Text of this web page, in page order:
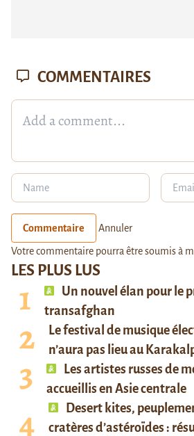
LES PLUS LUS
Un nouvel élan pour le
transafghan
Le festival de musique
n’aura pas lieu au
Les artistes russes de
accueillis en Asie centrale
Desert kites,
cratères d’astéroïdes :
COMMENTAIRES
Commentaire Annuler
Votre commentaire pourra être soumis à